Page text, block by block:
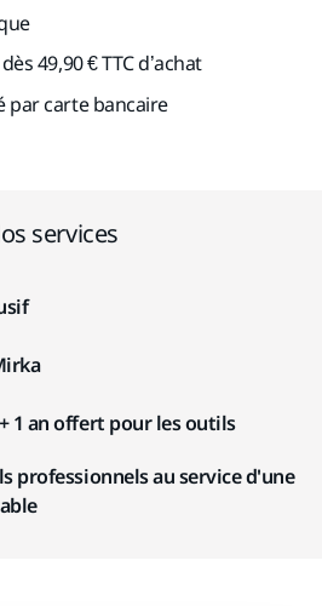
49,90 € TTC d’achat
par carte bancaire
services
1 an offert pour les outils
professionnels au service d'une